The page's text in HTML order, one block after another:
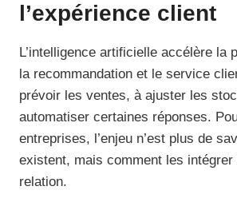
l’expérience client
L’intelligence artificielle accélère la
la recommandation et le service
prévoir les ventes, à ajuster les
automatiser certaines réponses.
entreprises, l’enjeu n’est plus de
existent, mais comment les intégrer
relation.